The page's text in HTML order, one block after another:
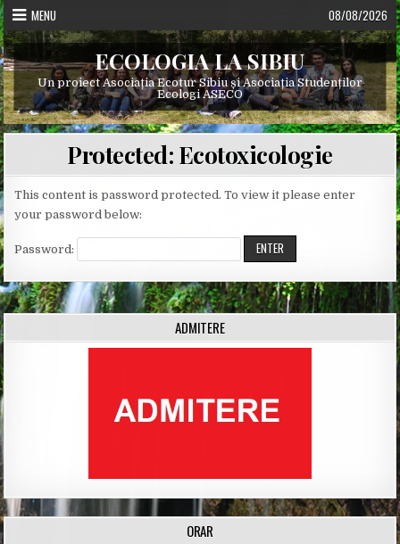
Skip
to
content
MENU 08/08/2026
ECOLOGIA LA SIBIU
Un proiect Asociația Ecotur Sibiu și Asociația Studenților
Ecologi ASECO
Protected: Ecotoxicologie
This content is password protected. To view it please enter
your password below:
Password:
ADMITERE
ORAR